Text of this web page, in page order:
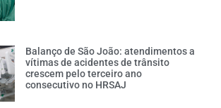
Balanço de São João: atendimentos a
vítimas de acidentes de trânsito
crescem pelo terceiro ano
consecutivo no HRSAJ